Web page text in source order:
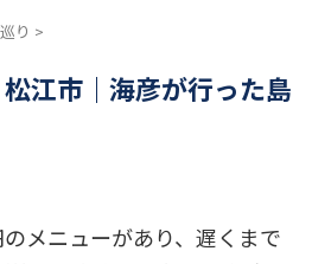
り >
江市｜海彦が行った島
メニューがあり、遅くまで